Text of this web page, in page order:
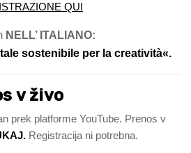
QUI
NELL’ ITALIANO:
sostenibile per la creatività«.
v živo
prek platforme YouTube. Prenos v
Registracija ni potrebna.